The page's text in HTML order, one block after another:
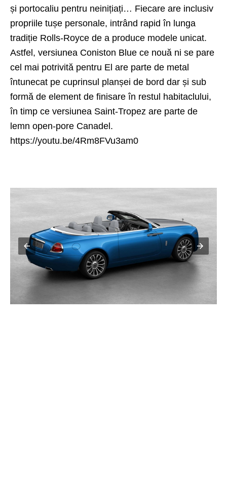
și portocaliu pentru neinițiați… Fiecare are inclusiv
propriile tușe personale, intrând rapid în lunga
tradiție Rolls-Royce de a produce modele unicat.
Astfel, versiunea Coniston Blue ce nouă ni se pare
cel mai potrivită pentru El are parte de metal
întunecat pe cuprinsul planșei de bord dar și sub
formă de element de finisare în restul habitaclului,
în timp ce versiunea Saint-Tropez are parte de
lemn open-pore Canadel.
https://youtu.be/4Rm8FVu3am0